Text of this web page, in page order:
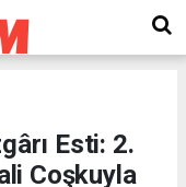
Esti: 2.
Coşkuyla